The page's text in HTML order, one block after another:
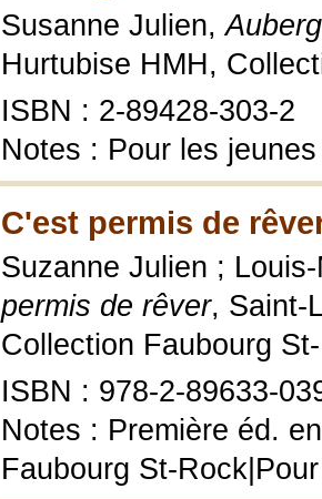
Susanne Julien,
Hurtubise HMH,
ISBN : 2-89428-303-2
Notes : Pour les
C'est permis de
Suzanne Julien ;
permis de rêver, Saint-
Collection Faubourg
ISBN : 978-2-89633-
Notes : Première éd.
Faubourg St-